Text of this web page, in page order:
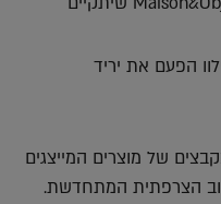
הפעם את יריד
הזה יוצג ביריד בביתן 7 במקבצים של מוצרים המייצגים
הצרפתית המתחדשת.